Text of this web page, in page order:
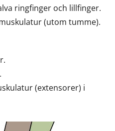
ringfinger och lillfinger.
(utom tumme).
(extensorer) i